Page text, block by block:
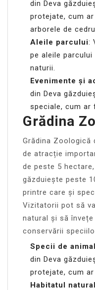
din Deva
protejate, cum
arborele de
Aleile parcului:
pe aleile
naturii.
Evenimente și
din Deva
speciale, cum
Grădina
Grădina Zoologică
de atracție
de peste 5
găzduiește peste
printre care și
Vizitatorii pot să
natural și să
conservării
Specii de
din Deva
protejate, cum
Habitatul natural